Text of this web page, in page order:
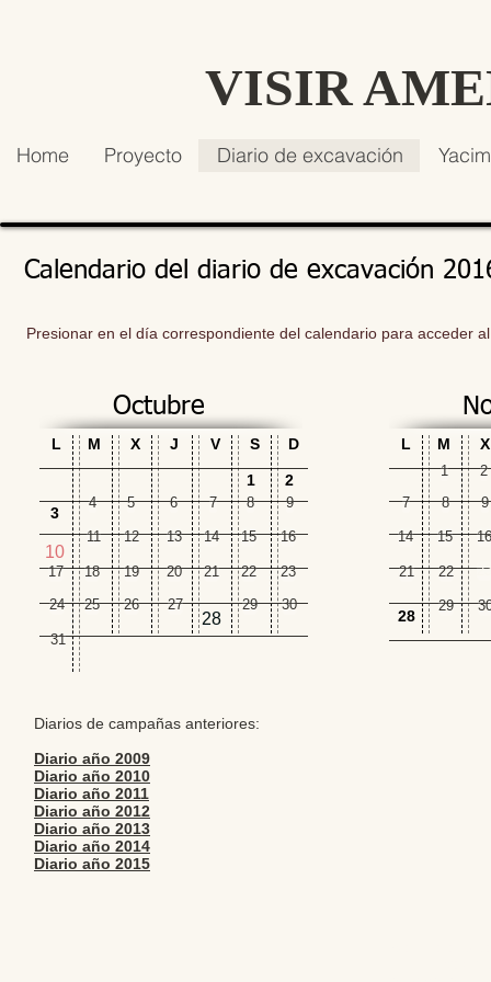
VISIR
Home Proyecto Diario de excavación
Calendario del diario de excavación
Presionar en el día correspondiente del calendario para acceder
Octubre
D
S
V
J
X
M
L
10
1
2
3
4 5 6 8 9
11 12 13 16
15
23
22
20
19
18
17
30
29
28
27
26
25
24
31
7
14
21
X
M
L
2
1
9
8
7
16
15
14
23
22
21
29
28
Diarios de campañas anteriores:
Diario año 2009
Diario año 2010
Diario año 2011
Diario año 2012
Diario año 2013
Diario año 2014
Diario año 2015